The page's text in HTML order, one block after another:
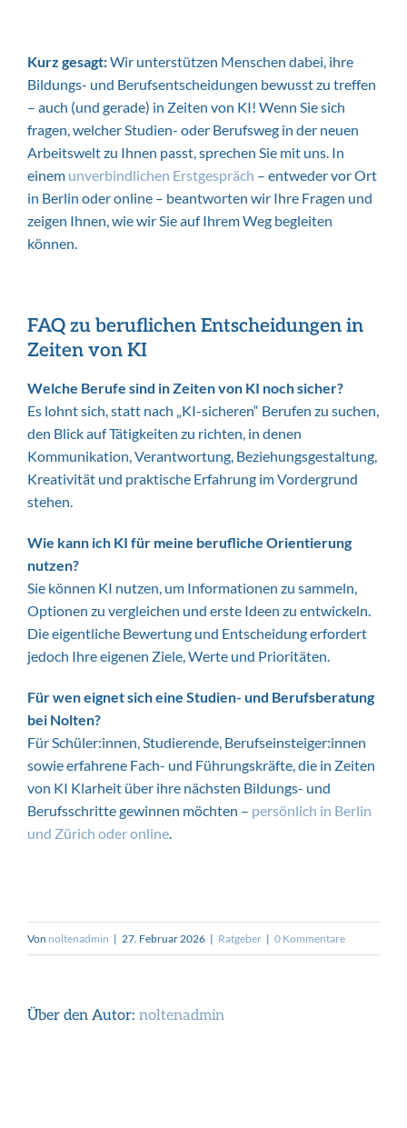
Kurz gesagt:Wir unterstützen Menschen dabei, ihre
Bildungs- und Berufsentscheidungen bewusst zu treffen
– auch (und gerade) in Zeiten von KI! Wenn Sie sich
fragen, welcher Studien- oder Berufsweg in der neuen
Arbeitswelt zu Ihnen passt, sprechen Sie mit uns. In
einem unverbindlichen Erstgespräch – entweder vor Ort
in Berlin oder online – beantworten wir Ihre Fragen und
zeigen Ihnen, wie wir Sie auf Ihrem Weg begleiten
können.
FAQ zu beruflichen Entscheidungen in
Zeiten von KI
Welche Berufe sind in Zeiten von KI noch sicher?
Es lohnt sich, statt nach „KI-sicheren“ Berufen zu suchen,
den Blick auf Tätigkeiten zu richten, in denen
Kommunikation, Verantwortung, Beziehungsgestaltung,
Kreativität und praktische Erfahrung im Vordergrund
stehen.
Wie kann ich KI für meine berufliche Orientierung
nutzen?
Sie können KI nutzen, um Informationen zu sammeln,
Optionen zu vergleichen und erste Ideen zu entwickeln.
Die eigentliche Bewertung und Entscheidung erfordert
jedoch Ihre eigenen Ziele, Werte und Prioritäten.
Für wen eignet sich eine Studien- und Berufsberatung
bei Nolten?
Für Schüler:innen, Studierende, Berufseinsteiger:innen
sowie erfahrene Fach- und Führungskräfte, die in Zeiten
von KI Klarheit über ihre nächsten Bildungs- und
Berufsschritte gewinnen möchten – persönlich in Berlin
und Zürich oder online.
Von noltenadmin | 27. Februar 2026 | Ratgeber | 0 Kommentare
Über den Autor: noltenadmin